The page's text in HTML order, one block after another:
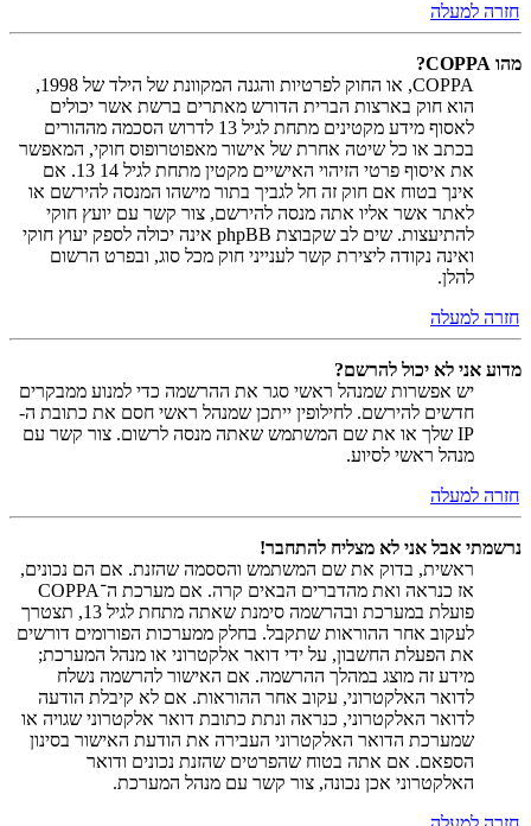
חזרה למעלה
מהו COPPA?
COPPA, או החוק לפרטיות והגנה המקוונת של הילד של 1998,
הוא חוק בארצות הברית הדורש מאתרים ברשת אשר יכולים
לאסוף מידע מקטינים מתחת לגיל 13 לדרוש הסכמה מההורים
בכתב או כל שיטה אחרת של אישור מאפוטרופוס חוקי, המאפשר
את איסוף פרטי הזיהוי האישיים מקטין מתחת לגיל 14 13. אם
אינך בטוח אם חוק זה חל לגביך בתור מישהו המנסה להירשם או
לאתר אשר אליו אתה מנסה להירשם, צור קשר עם יועץ חוקי
להתיעצות. שים לב שקבוצת phpBB אינה יכולה לספק יעוץ חוקי
ואינה נקודה ליצירת קשר לענייני חוק מכל סוג, ובפרט הרשום
להלן.
חזרה למעלה
מדוע אני לא יכול להרשם?
יש אפשרות שמנהל ראשי סגר את ההרשמה כדי למנוע ממבקרים
חדשים להירשם. לחילופין ייתכן שמנהל ראשי חסם את כתובת ה-
IP שלך או את שם המשתמש שאתה מנסה לרשום. צור קשר עם
מנהל ראשי לסיוע.
חזרה למעלה
נרשמתי אבל אני לא מצליח להתחבר!
ראשית, בדוק את שם המשתמש והססמה שהזנת. אם הם נכונים,
אז כנראה ואת מהדברים הבאים קרה. אם מערכת ה־COPPA
פועלת במערכת ובהרשמה סימנת שאתה מתחת לגיל 13, תצטרך
לעקוב אחר ההוראות שתקבל. בחלק ממערכות הפורומים דורשים
את הפעלת החשבון, על ידי דואר אלקטרוני או מנהל המערכת;
מידע זה מוצג במהלך ההרשמה. אם האישור להרשמה נשלח
לדואר האלקטרוני, עקוב אחר ההוראות. אם לא קיבלת הודעה
לדואר האלקטרוני, כנראה ונתת כתובת דואר אלקטרוני שגויה או
שמערכת הדואר האלקטרוני העבירה את הודעת האישור בסינון
הספאם. אם אתה בטוח שהפרטים שהזנת נכונים ודואר
האלקטרוני אכן נכונה, צור קשר עם מנהל המערכת.